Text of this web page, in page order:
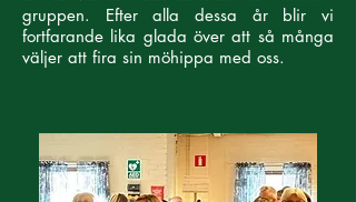
gruppen. Efter alla dessa år blir vi
fortfarande lika glada över att så många
väljer att fira sin möhippa med oss.